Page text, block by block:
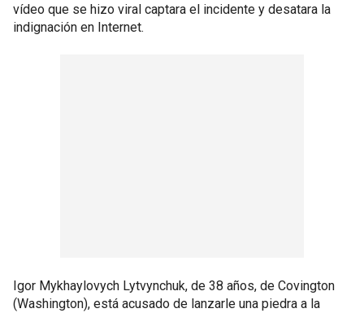
vídeo que se hizo viral captara el incidente y desatara la
indignación en Internet.
Igor Mykhaylovych Lytvynchuk, de 38 años, de Covington
(Washington), está acusado de lanzarle una piedra a la